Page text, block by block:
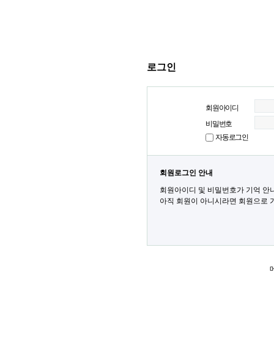
로그인
회원아이디
비밀번호
자동로그인
회원로그인 안내
회원아이디 및 비밀번호가 기억 안
아직 회원이 아니시라면 회원으로